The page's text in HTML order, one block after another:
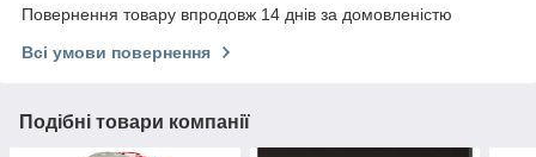
Повернення товару впродовж 14 днів за домовленістю
Всі умови повернення
Подібні товари компанії